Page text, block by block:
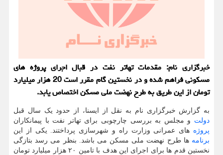
خبرگزاری نام: مقدمات تهاتر نفت در قبال اجرای پروژه های
مسکونی فراهم شده و در نخستین گام مقرر است 20 هزار میلیارد
تومان از این طریق به طرح نهضت ملی مسکن اختصاص یابد.
به گزارش خبرگزاری نام به نقل از ایسنا، از حدود یک سال قبل
دولت و مجلس به بررسی چارچوبی برای تهاتر نفت با پیمانکاران
پروژه های عمرانی وزارت راه و شهرسازی پرداختند. یکی از این
برنامه ها طرح نهضت ملی مسکن می باشد. بنظر می رسد بتازگی
نخستین قدم ها برای اجرای این هدف با تامین ۲۰ هزار میلیارد تومان